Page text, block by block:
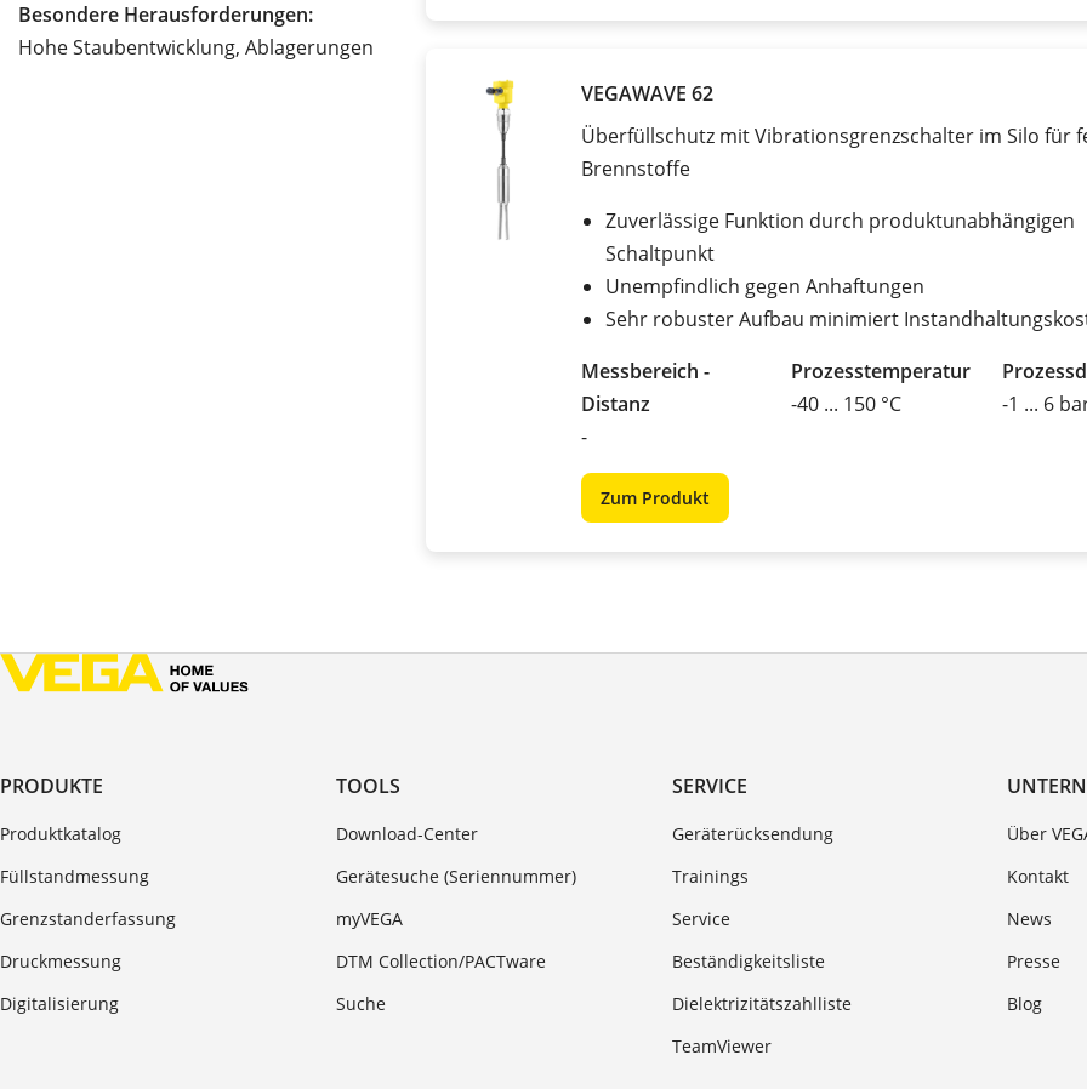
Besondere Herausforderungen:
Hohe Staubentwicklung, Ablagerungen
VEGAWAVE 62
Überfüllschutz mit Vibrationsgrenzschalter im Silo für
Brennstoffe
Zuverlässige Funktion durch produktunabhängigen
Schaltpunkt
Unempfindlich gegen Anhaftungen
Sehr robuster Aufbau minimiert
Messbereich -
Distanz
-
Prozesstemperatur
-40 ... 150 °C
-1 ... 6
Zum Produkt
PRODUKTE
Produktkatalog
Füllstandmessung
Grenzstanderfassung
Druckmessung
Digitalisierung
TOOLS
Download-Center
Gerätesuche (Seriennummer)
myVEGA
DTM Collection/PACTware
Suche
SERVICE
Geräterücksendung
Trainings
Service
Beständigkeitsliste
Dielektrizitätszahlliste
TeamViewer
Über
Kontakt
News
Presse
Blog